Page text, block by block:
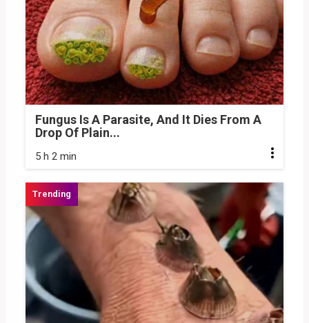
Fungus Is A Parasite, And It Dies From A
Drop Of Plain...
5 h 2 min